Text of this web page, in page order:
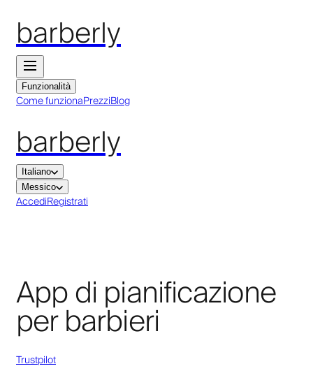
barberly
Funzionalità
Come funzionaPrezziBlog
barberly
Italiano
Messico
AccediRegistrati
App di pianificazione
per barbieri
Trustpilot